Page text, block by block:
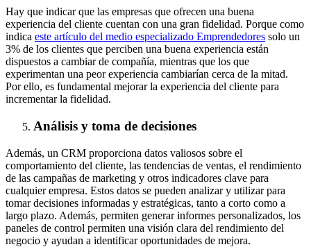
Hay que indicar que las empresas que ofrecen una buena
experiencia del cliente cuentan con una gran fidelidad. Porque como
indica este artículo del medio especializado Emprendedores solo un
3% de los clientes que perciben una buena experiencia están
dispuestos a cambiar de compañía, mientras que los que
experimentan una peor experiencia cambiarían cerca de la mitad.
Por ello, es fundamental mejorar la experiencia del cliente para
incrementar la fidelidad.
Análisis y toma de decisiones
Además, un CRM proporciona datos valiosos sobre el
comportamiento del cliente, las tendencias de ventas, el rendimiento
de las campañas de marketing y otros indicadores clave para
cualquier empresa. Estos datos se pueden analizar y utilizar para
tomar decisiones informadas y estratégicas, tanto a corto como a
largo plazo. Además, permiten generar informes personalizados, los
paneles de control permiten una visión clara del rendimiento del
negocio y ayudan a identificar oportunidades de mejora.